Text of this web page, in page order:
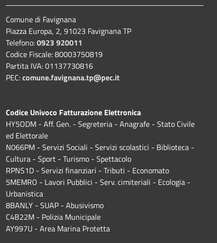
Comune di Favignana
Piazza Europa, 2, 91023 Favignana TP
Telefono:0923 920011
Codice Fiscale: 80003750819
Partita IVA: 01137730816
PEC:comune.favignana.tp@pec.it
Codice Univoco Fatturazione Elettronica
HY5ODM - Aff. Gen. - Segreteria - Anagrafe - Stato Civile
ed Elettorale
N066PM - Servizi Sociali - Servizi scolastici - Biblioteca -
Cultura - Sport - Turismo - Spettacolo
RPNS1D - Servizi finanziari - Tributi - Economato
5MEMRO - Lavori Pubblici - Serv. cimiteriali - Ecologia -
Urbanistica
8BANLY - SUAP - Abusivismo
C4B22M - Polizia Municipale
AY997U - Area Marina Protetta